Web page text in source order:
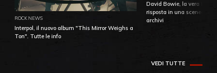
ROCK NEWS
Interpol, il nuovo album "This Mirror Weighs a
Ton". Tutte le info
David Bowie, la vera
risposta in una
archivi
VEDI TUTTE